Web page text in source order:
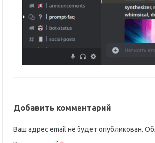
Добавить комментарий
Ваш адрес email не будет опубликован.